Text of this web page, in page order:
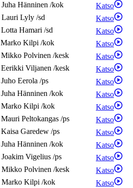
Juha Hänninen /kok
Katso
Lauri Lyly /sd
Katso
Lotta Hamari /sd
Katso
Marko Kilpi /kok
Katso
Mikko Polvinen /kesk
Katso
Eerikki Viljanen /kesk
Katso
Juho Eerola /ps
Katso
Juha Hänninen /kok
Katso
Marko Kilpi /kok
Katso
Mauri Peltokangas /ps
Katso
Kaisa Garedew /ps
Katso
Juha Hänninen /kok
Katso
Joakim Vigelius /ps
Katso
Mikko Polvinen /kesk
Katso
Marko Kilpi /kok
Katso